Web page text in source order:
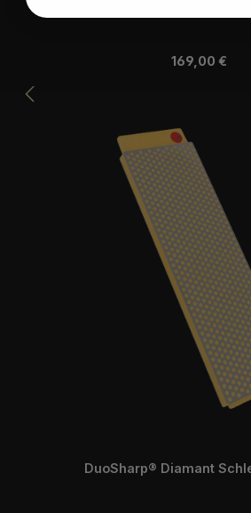
Regulärer
169,00 €
DuoSharp® Diamant